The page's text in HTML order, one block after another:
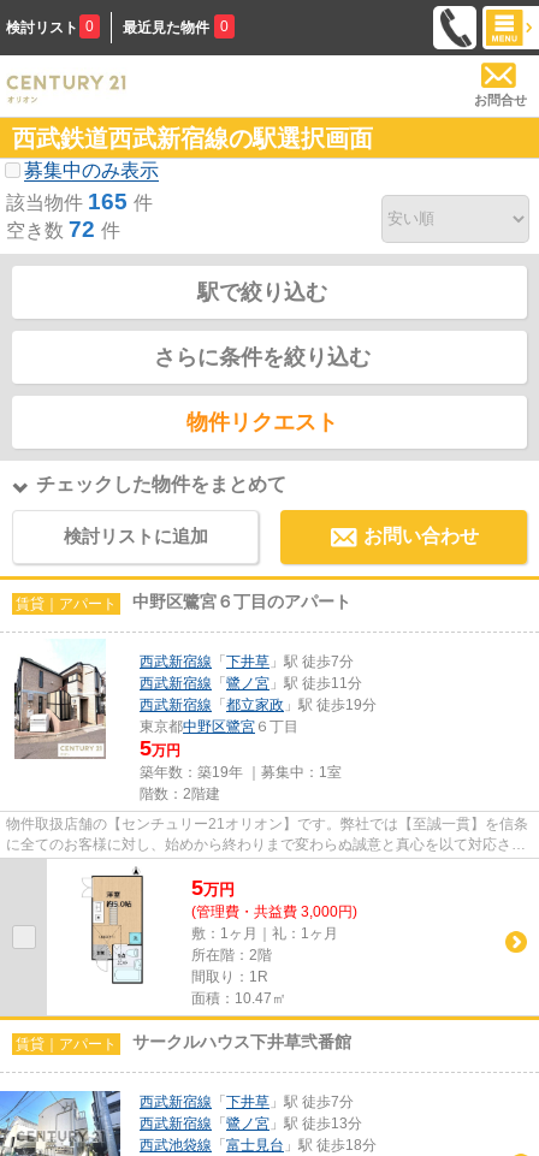
検討リスト 0 最近見た物件 0
お問合せ
西武鉄道西武新宿線の駅選択画面
募集中のみ表示
該当物件 165 件
空き数 72 件
駅で絞り込む
さらに条件を絞り込む
物件リクエスト
チェックした物件をまとめて
検討リストに追加 お問い合わせ
賃貸｜アパート 中野区鷺宮６丁目のアパート
西武新宿線 「 下井草 」駅 徒歩7分
西武新宿線 「 鷺ノ宮 」駅 徒歩11分
西武新宿線 「 都立家政 」駅 徒歩19分
東京都中野区鷺宮 ６丁目
5万円
築年数：築19年 ｜募集中： 1室
階数：2階建
物件取扱店舗の【センチュリー21オリオン】です。弊社では【至誠一貫】を信条
に全てのお客様に対し、始めから終わりまで変わらぬ誠意と真心を以て対応させ
ていただいております。お部...
5万円
(管理費・共益費 3,000円)
敷：1ヶ月｜礼：1ヶ月
所在階：2階
間取り：1R
面積：10.47㎡
賃貸｜アパート サークルハウス下井草弐番館
西武新宿線 「 下井草 」駅 徒歩7分
西武新宿線 「 鷺ノ宮 」駅 徒歩13分
西武池袋線 「 富士見台 」駅 徒歩18分